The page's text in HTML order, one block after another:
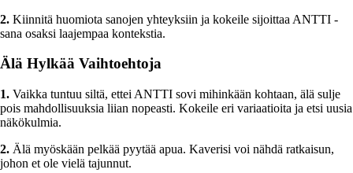
2. Kiinnitä huomiota sanojen yhteyksiin ja kokeile sijoittaa ANTTI -
sana osaksi laajempaa kontekstia.
Älä Hylkää Vaihtoehtoja
1. Vaikka tuntuu siltä, ettei ANTTI sovi mihinkään kohtaan, älä sulje
pois mahdollisuuksia liian nopeasti. Kokeile eri variaatioita ja etsi uusia
näkökulmia.
2. Älä myöskään pelkää pyytää apua. Kaverisi voi nähdä ratkaisun,
johon et ole vielä tajunnut.